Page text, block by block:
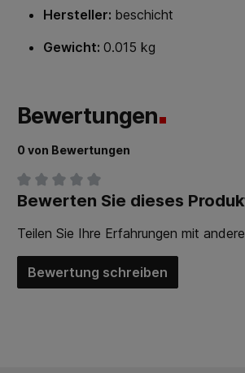
Hersteller: beschicht
Gewicht: 0.015 kg
Bewertungen
0 von Bewertungen
Durchschnittliche Bewertung von 0
Bewerten Sie dieses
Teilen Sie Ihre Erfahrungen mit
Bewertung schreiben